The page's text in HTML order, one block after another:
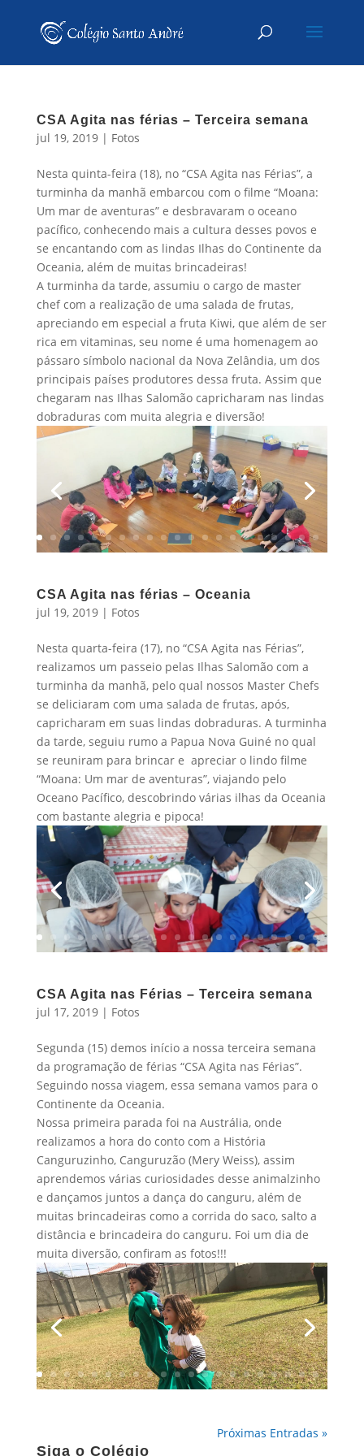
CSA Agita nas férias – Terceira semana
jul 19, 2019| Fotos
Nesta quinta-feira (18), no “CSA Agita nas Férias”, a
turminha da manhã embarcou com o filme “Moana:
Um mar de aventuras” e desbravaram o oceano
pacífico, conhecendo mais a cultura desses povos e
se encantando com as lindas Ilhas do Continente da
Oceania, além de muitas brincadeiras!
A turminha da tarde, assumiu o cargo de master
chef com a realização de uma salada de frutas,
apreciando em especial a fruta Kiwi, que além de ser
rica em vitaminas, seu nome é uma homenagem ao
pássaro símbolo nacional da Nova Zelândia, um dos
principais países produtores dessa fruta. Assim que
chegaram nas Ilhas Salomão capricharam nas lindas
dobraduras com muita alegria e diversão!
CSA Agita nas férias – Oceania
jul 19, 2019| Fotos
Nesta quarta-feira (17), no “CSA Agita nas Férias”,
realizamos um passeio pelas Ilhas Salomão com a
turminha da manhã, pelo qual nossos Master Chefs
se deliciaram com uma salada de frutas, após,
capricharam em suas lindas dobraduras. A turminha
da tarde, seguiu rumo a Papua Nova Guiné no qual
se reuniram para brincar e apreciar o lindo filme
“Moana: Um mar de aventuras”, viajando pelo
Oceano Pacífico, descobrindo várias ilhas da Oceania
com bastante alegria e pipoca!
CSA Agita nas Férias – Terceira semana
jul 17, 2019| Fotos
Segunda (15) demos início a nossa terceira semana
da programação de férias “CSA Agita nas Férias”.
Seguindo nossa viagem, essa semana vamos para o
Continente da Oceania.
Nossa primeira parada foi na Austrália, onde
realizamos a hora do conto com a História
Canguruzinho, Canguruzão (Mery Weiss), assim
aprendemos várias curiosidades desse animalzinho
e dançamos juntos a dança do canguru, além de
muitas brincadeiras como a corrida do saco, salto a
distância e brincadeira do canguru. Foi um dia de
muita diversão, confiram as fotos!!!
Próximas Entradas »
Siga o Colégio